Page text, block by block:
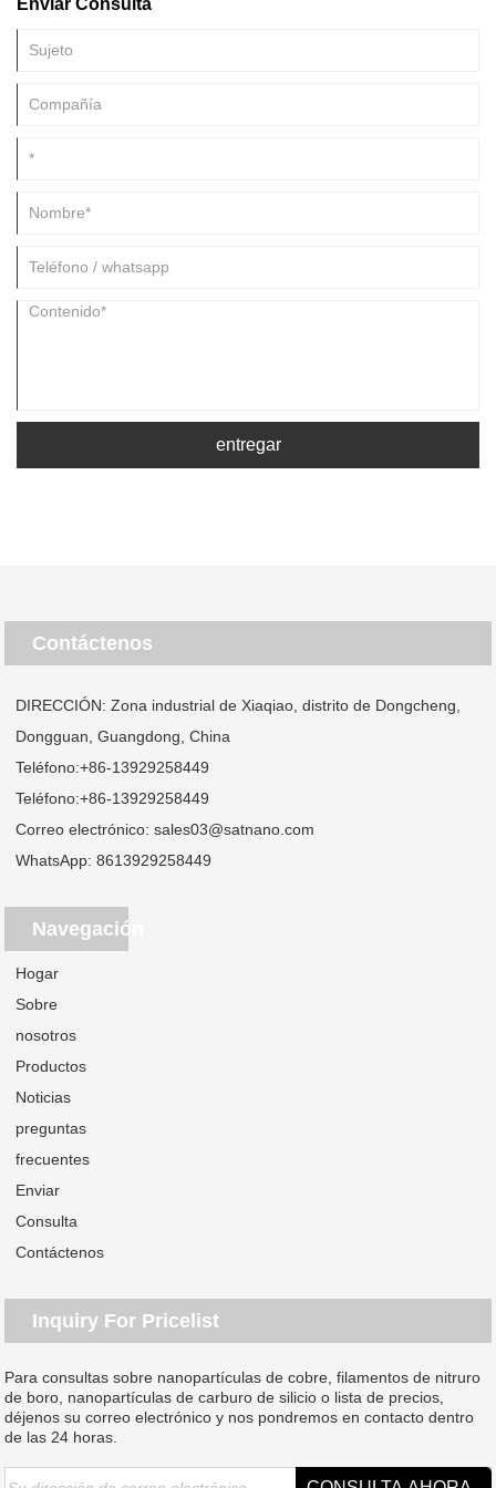
detectables para el enemigo. Sin embargo, el santo grial de la
hacer que un objeto sea completamente invisible a simple vista. En
mediante la creación de capas invisibles.
Enviar Consulta
entregar
Contáctenos
DIRECCIÓN: Zona industrial de Xiaqiao, distrito de Dongcheng,
Dongguan, Guangdong, China
Teléfono:+86-13929258449
Teléfono:+86-13929258449
Correo electrónico:sales03@satnano.com
WhatsApp:8613929258449
Navegación
Hogar
Sobre
nosotros
Productos
Noticias
preguntas
frecuentes
Enviar
Consulta
Contáctenos
Inquiry For Pricelist
Para consultas sobre nanopartículas de cobre, filamentos de nitruro
de boro, nanopartículas de carburo de silicio o lista de precios,
déjenos su correo electrónico y nos pondremos en contacto dentro
de las 24 horas.